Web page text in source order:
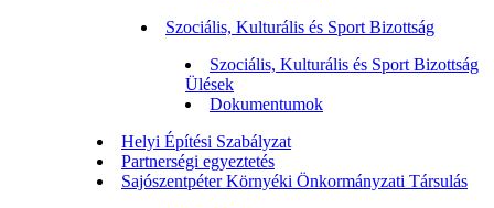
Szociális, Kulturális és Sport Bizottság
Szociális, Kulturális és Sport Bizottság
Ülések
Dokumentumok
Helyi Építési Szabályzat
Partnerségi egyeztetés
Sajószentpéter Környéki Önkormányzati Társulás